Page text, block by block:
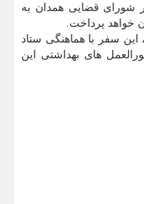
شورای قضایی همدان به
پرداخت.
این سفر با هماهنگی ستاد
های بهداشتی این